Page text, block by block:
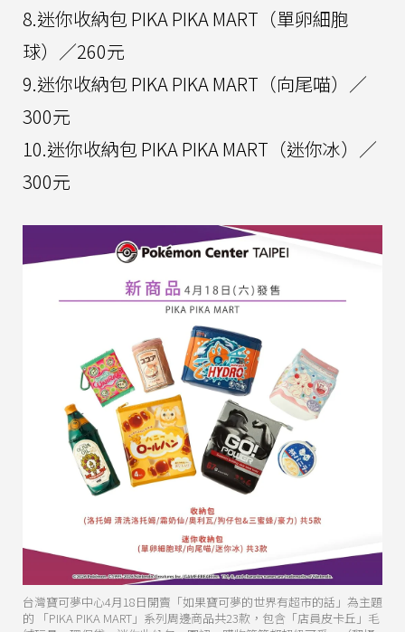
8.迷你收納包 PIKA PIKA MART（單卵細胞
球）／260元
9.迷你收納包 PIKA PIKA MART（向尾喵）／
300元
10.迷你收納包 PIKA PIKA MART（迷你冰）／
300元
台灣寶可夢中心4月18日開賣「如果寶可夢的世界有超市的話」為主題
的 「PIKA PIKA MART」系列周邊商品共23款，包含「店員皮卡丘」毛